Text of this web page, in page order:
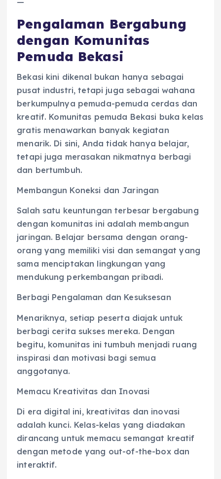
Pengalaman Bergabung
dengan Komunitas
Pemuda Bekasi
Bekasi kini dikenal bukan hanya sebagai
pusat industri, tetapi juga sebagai wahana
berkumpulnya pemuda-pemuda cerdas dan
kreatif. Komunitas pemuda Bekasi buka kelas
gratis menawarkan banyak kegiatan
menarik. Di sini, Anda tidak hanya belajar,
tetapi juga merasakan nikmatnya berbagi
dan bertumbuh.
Membangun Koneksi dan Jaringan
Salah satu keuntungan terbesar bergabung
dengan komunitas ini adalah membangun
jaringan. Belajar bersama dengan orang-
orang yang memiliki visi dan semangat yang
sama menciptakan lingkungan yang
mendukung perkembangan pribadi.
Berbagi Pengalaman dan Kesuksesan
Menariknya, setiap peserta diajak untuk
berbagi cerita sukses mereka. Dengan
begitu, komunitas ini tumbuh menjadi ruang
inspirasi dan motivasi bagi semua
anggotanya.
Memacu Kreativitas dan Inovasi
Di era digital ini, kreativitas dan inovasi
adalah kunci. Kelas-kelas yang diadakan
dirancang untuk memacu semangat kreatif
dengan metode yang out-of-the-box dan
interaktif.